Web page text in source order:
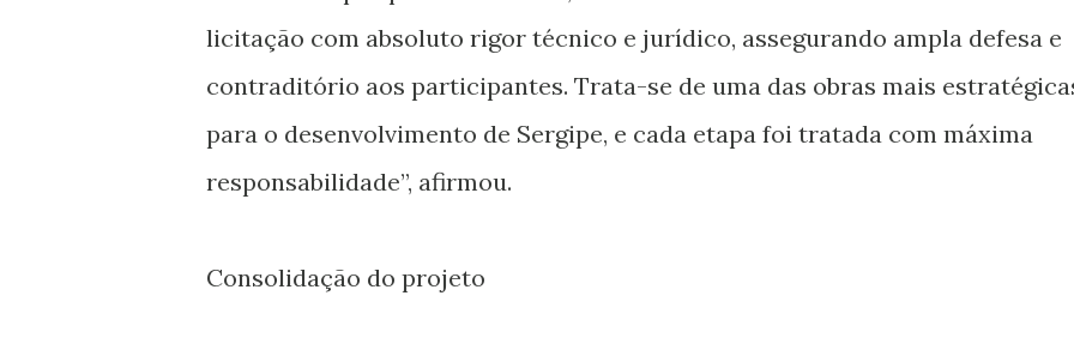
licitação com absoluto rigor técnico e jurídico, assegurando ampla defesa e
contraditório aos participantes. Trata-se de uma das obras mais
para o desenvolvimento de Sergipe, e cada etapa foi tratada com máxima
responsabilidade”, afirmou.
Consolidação do projeto